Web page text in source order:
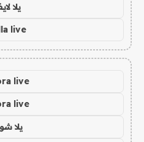
يلا
live
live
live
يلا